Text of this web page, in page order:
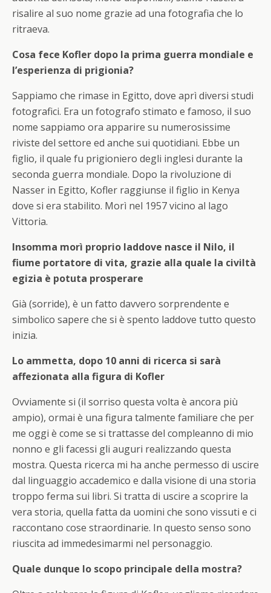
risalire al suo nome grazie ad una fotografia che lo
ritraeva.
Cosa fece Kofler dopo la prima guerra mondiale e
l’esperienza di prigionia?
Sappiamo che rimase in Egitto, dove aprì diversi studi
fotografici. Era un fotografo stimato e famoso, il suo
nome sappiamo ora apparire su numerosissime
riviste del settore ed anche sui quotidiani. Ebbe un
figlio, il quale fu prigioniero degli inglesi durante la
seconda guerra mondiale. Dopo la rivoluzione di
Nasser in Egitto, Kofler raggiunse il figlio in Kenya
dove si era stabilito. Morì nel 1957 vicino al lago
Vittoria.
Insomma morì proprio laddove nasce il Nilo, il
fiume portatore di vita, grazie alla quale la civiltà
egizia è potuta prosperare
Già (sorride), è un fatto davvero sorprendente e
simbolico sapere che si è spento laddove tutto questo
inizia.
Lo ammetta, dopo 10 anni di ricerca si sarà
affezionata alla figura di Kofler
Ovviamente si (il sorriso questa volta è ancora più
ampio), ormai è una figura talmente familiare che per
me oggi è come se si trattasse del compleanno di mio
nonno e gli facessi gli auguri realizzando questa
mostra. Questa ricerca mi ha anche permesso di uscire
dal linguaggio accademico e dalla visione di una storia
troppo ferma sui libri. Si tratta di uscire a scoprire la
vera storia, quella fatta da uomini che sono vissuti e ci
raccontano cose straordinarie. In questo senso sono
riuscita ad immedesimarmi nel personaggio.
Quale dunque lo scopo principale della mostra?